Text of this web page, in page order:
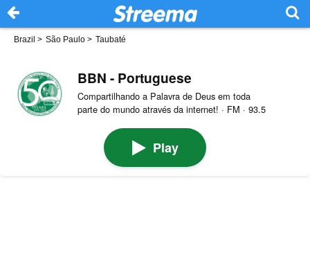
Brazil > São Paulo > Taubaté
BBN - Portuguese
Compartilhando a Palavra de Deus em toda
parte do mundo através da internet! · FM · 93.5
Play